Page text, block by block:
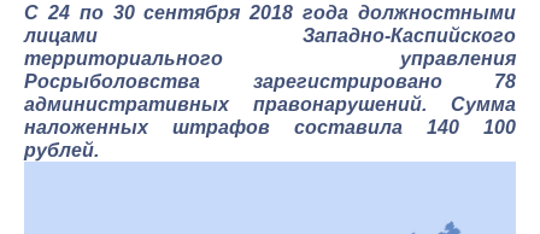
C 24 по 30 сентября 2018 года должностными
лицами Западно-Каспийского
территориального управления
Росрыболовства зарегистрировано 78
административных правонарушений. Сумма
наложенных штрафов составила 140 100
рублей.